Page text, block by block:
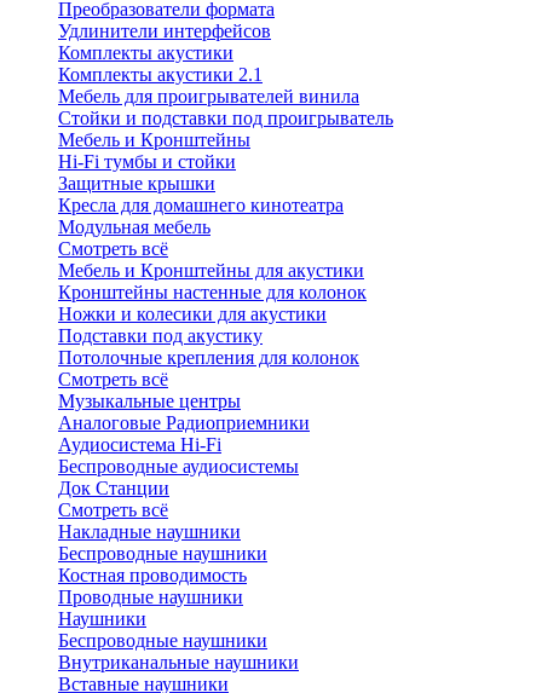
Преобразователи формата
Удлинители интерфейсов
Комплекты акустики
Комплекты акустики 2.1
Мебель для проигрывателей винила
Стойки и подставки под проигрыватель
Мебель и Кронштейны
Hi-Fi тумбы и стойки
Защитные крышки
Кресла для домашнего кинотеатра
Модульная мебель
Смотреть всё
Мебель и Кронштейны для акустики
Кронштейны настенные для колонок
Ножки и колесики для акустики
Подставки под акустику
Потолочные крепления для колонок
Смотреть всё
Музыкальные центры
Аналоговые Радиоприемники
Аудиосистема Hi-Fi
Беспроводные аудиосистемы
Док Станции
Смотреть всё
Накладные наушники
Беспроводные наушники
Костная проводимость
Проводные наушники
Наушники
Беспроводные наушники
Внутриканальные наушники
Вставные наушники